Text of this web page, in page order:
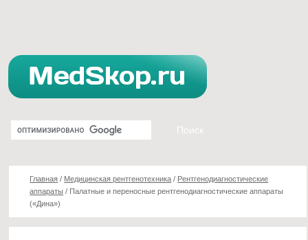
Главная / Медицинская рентгенотехника / Рентгенодиагностические
аппараты / Палатные и переносные рентгенодиагностические аппараты
(«Дина»)